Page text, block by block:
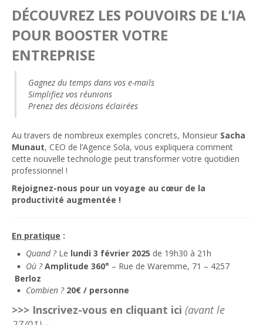
DÉCOUVREZ LES POUVOIRS DE L’IA
POUR BOOSTER VOTRE
ENTREPRISE
Gagnez du temps dans vos e-mails
Simplifiez vos réunions
Prenez des décisions éclairées
Au travers de nombreux exemples concrets, Monsieur Sacha
Munaut, CEO de l’Agence Sola, vous expliquera comment
cette nouvelle technologie peut transformer votre quotidien
professionnel !
Rejoignez-nous pour un voyage au cœur de la
productivité augmentée !
En pratique :
Quand ?Le lundi 3 février 2025 de 19h30 à 21h
Où ? Amplitude 360° – Rue de Waremme, 71 – 4257
Berloz
Combien ? 20€ / personne
>>> Inscrivez-vous en cliquant ici (avant le